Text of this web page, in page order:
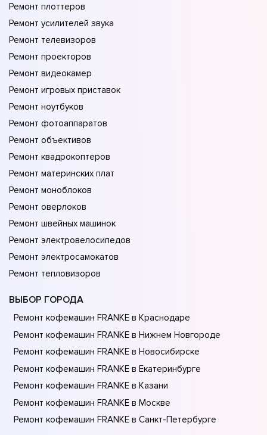
Ремонт плоттеров
Ремонт усилителей звука
Ремонт телевизоров
Ремонт проекторов
Ремонт видеокамер
Ремонт игровых приставок
Ремонт ноутбуков
Ремонт фотоаппаратов
Ремонт объективов
Ремонт квадрокоптеров
Ремонт материнских плат
Ремонт моноблоков
Ремонт оверлоков
Ремонт швейных машинок
Ремонт электровелосипедов
Ремонт электросамокатов
Ремонт тепловизоров
ВЫБОР ГОРОДА
Ремонт кофемашин FRANKE в Краснодаре
Ремонт кофемашин FRANKE в Нижнем Новгороде
Ремонт кофемашин FRANKE в Новосибирске
Ремонт кофемашин FRANKE в Екатеринбурге
Ремонт кофемашин FRANKE в Казани
Ремонт кофемашин FRANKE в Москве
Ремонт кофемашин FRANKE в Санкт-Петербурге